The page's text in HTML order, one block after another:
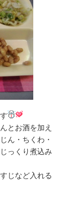
とお酒を加え
ん・ちくわ・
っくり煮込み
じなど入れる